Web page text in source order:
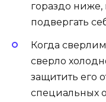
гораздо ниже,
подвергать
Когда
сверло
защитить его
специальных